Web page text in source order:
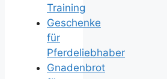
Training
Geschenke
für
Pferdeliebhaber
Gnadenbrot